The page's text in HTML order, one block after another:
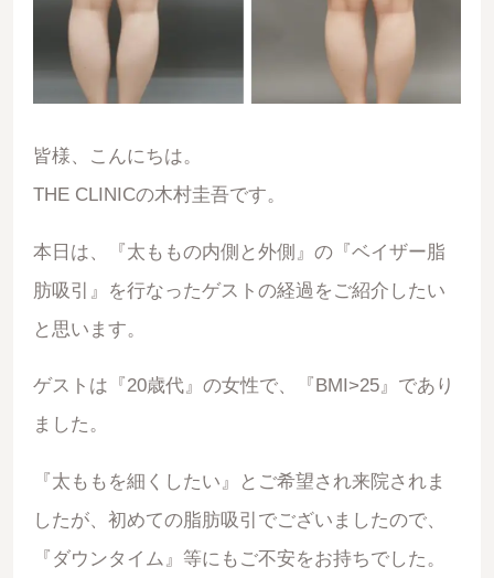
皆様、こんにちは。
THE CLINICの木村圭吾です。
本日は、『太ももの内側と外側』の『ベイザー脂
肪吸引』を行なったゲストの経過をご紹介したい
と思います。
ゲストは『20歳代』の女性で、『BMI>25』であり
ました。
『太ももを細くしたい』とご希望され来院されま
したが、初めての脂肪吸引でございましたので、
『ダウンタイム』等にもご不安をお持ちでした。